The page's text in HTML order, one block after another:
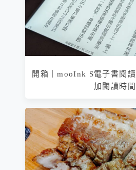
開箱｜mooInk S電子書閱
加閱讀時間